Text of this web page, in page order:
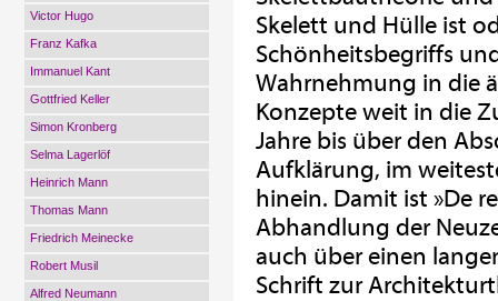
Victor Hugo
Franz Kafka
Immanuel Kant
Gottfried Keller
Simon Kronberg
Selma Lagerlöf
Heinrich Mann
Thomas Mann
Friedrich Meinecke
Robert Musil
Alfred Neumann
Skelett und Hülle ist
Schönheitsbegriffs
Wahrnehmung in die
Konzepte weit in die
Jahre bis über den
Aufklärung, im
hinein. Damit ist »De
Abhandlung der
auch über einen
Schrift zur